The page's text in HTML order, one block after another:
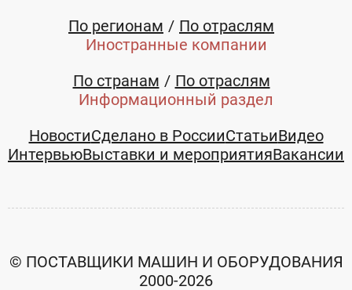
По регионам
По отраслям
Иностранные компании
По странам
По отраслям
Информационный раздел
НовостиСделано в РоссииСтатьиВидео
ИнтервьюВыставки и мероприятияВакансии
© ПОСТАВЩИКИ МАШИН И ОБОРУДОВАНИЯ
2000-2026